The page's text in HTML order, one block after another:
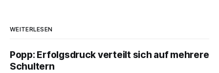
WEITERLESEN
Popp: Erfolgsdruck verteilt sich auf mehrere
Schultern